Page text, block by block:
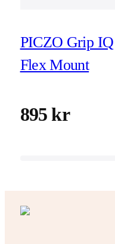
PICZO Grip IQ
Flex Mount
895 kr